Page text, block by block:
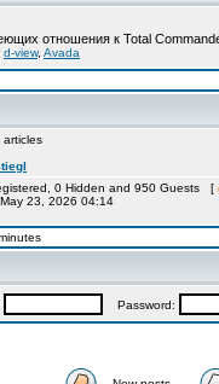
отношения к Total
d-view, Avada
articles
0 Hidden and 950 Guests [
23, 2026 04:14
Password: